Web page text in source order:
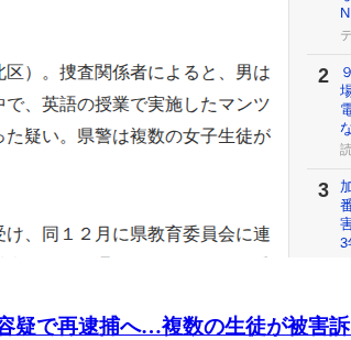
疑で再逮捕へ…複数の生徒が被害